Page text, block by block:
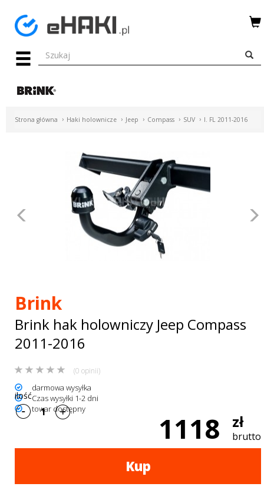
Menu
HAKI
ELEKTRYCZNE
SPORTOWE
Przyczepy
samochodowe
Strona główna Haki holownicze Jeep Compass SUV I. FL 2011-2016
Poprzednie
Brink
Brink hak holowniczy Jeep Compass
2011-2016
(0 opinii)
darmowa wysyłka
Czas wysyłki 1-2 dni
towar dostępny
1118 zł
brutto
ilość
Kup